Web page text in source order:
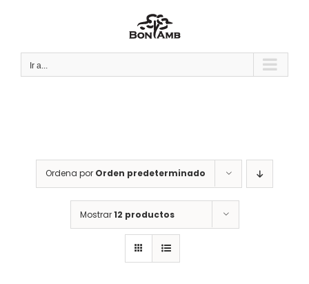
Ir a...
Ordena por Orden predeterminado
Mostrar12 productos